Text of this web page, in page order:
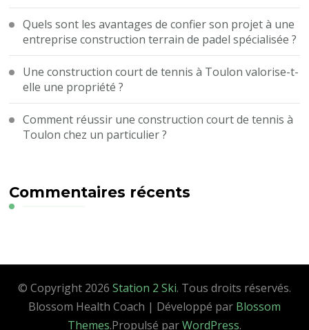
Quels sont les avantages de confier son projet à une
entreprise construction terrain de padel spécialisée ?
Une construction court de tennis à Toulon valorise-t-
elle une propriété ?
Comment réussir une construction court de tennis à
Toulon chez un particulier ?
Commentaires récents
© Copyright 2026 Station 2 Ski. Tous droits réservés.
Blossom Health Coach | Développé par Blossom
Themes.Propulsé parWordPress.